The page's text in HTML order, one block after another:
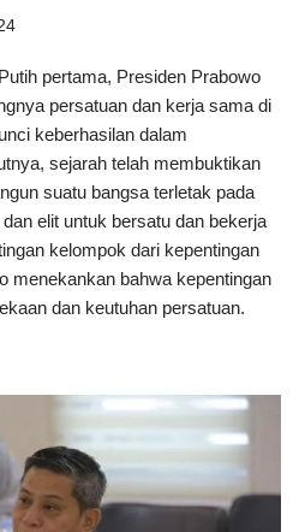
pertama, Presiden Prabowo
persatuan dan kerja sama di
keberhasilan dalam
sejarah telah membuktikan
suatu bangsa terletak pada
elit untuk bersatu dan bekerja
kelompok dari kepentingan
menekankan bahwa kepentingan
dan keutuhan persatuan.